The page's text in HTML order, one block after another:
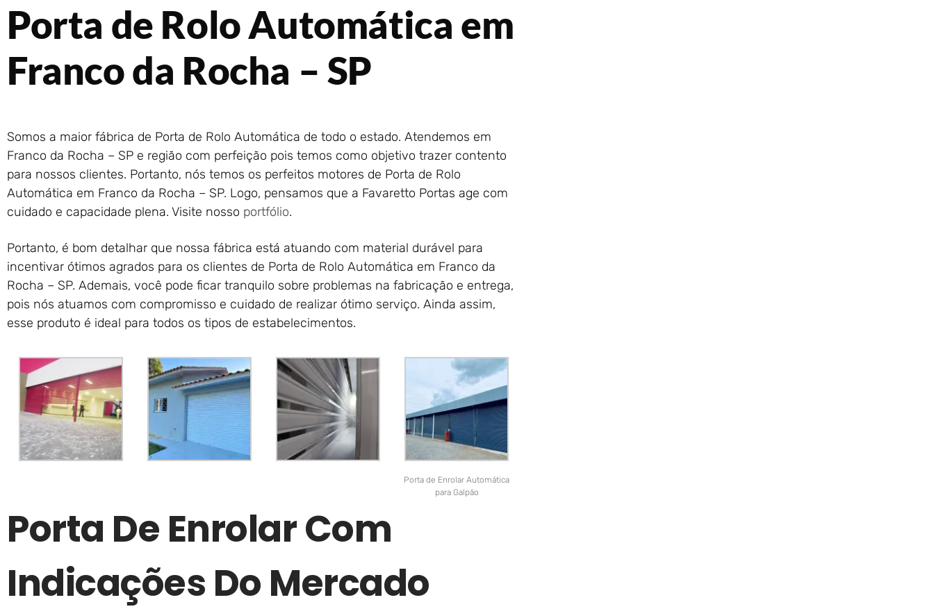
Porta de Rolo Automática em
Franco da Rocha – SP
Somos a maior fábrica de Porta de Rolo Automática de todo o estado. Atendemos em
Franco da Rocha – SP e região com perfeição pois temos como objetivo trazer contento
para nossos clientes. Portanto, nós temos os perfeitos motores de Porta de Rolo
Automática em Franco da Rocha – SP. Logo, pensamos que a Favaretto Portas age com
cuidado e capacidade plena. Visite nosso portfólio.
Portanto, é bom detalhar que nossa fábrica está atuando com material durável para
incentivar ótimos agrados para os clientes de Porta de Rolo Automática em Franco da
Rocha – SP. Ademais, você pode ficar tranquilo sobre problemas na fabricação e entrega,
pois nós atuamos com compromisso e cuidado de realizar ótimo serviço. Ainda assim,
esse produto é ideal para todos os tipos de estabelecimentos.
Porta de Enrolar Automática
para Galpão
Porta De Enrolar Com
Indicações Do Mercado